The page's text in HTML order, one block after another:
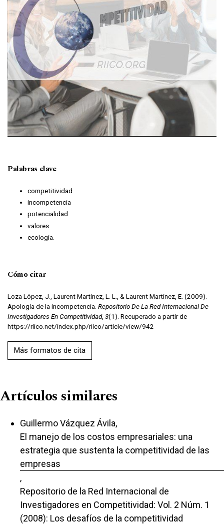
Palabras clave
competitividad
incompetencia
potencialidad
valores
ecología.
Cómo citar
Loza López, J., Laurent Martínez, L. L., & Laurent Martínez, E. (2009).
Apología de la incompetencia. Repositorio De La Red Internacional De
Investigadores En Competitividad, 3(1). Recuperado a partir de
https://riico.net/index.php/riico/article/view/942
Más formatos de cita
Artículos similares
Guillermo Vázquez Ávila,
El manejo de los costos empresariales: una
estrategia que sustenta la competitividad de las
empresas
,
Repositorio de la Red Internacional de
Investigadores en Competitividad: Vol. 2 Núm. 1
(2008): Los desafíos de la competitividad